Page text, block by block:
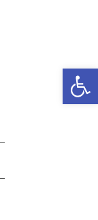
פתח סרגל נגישות